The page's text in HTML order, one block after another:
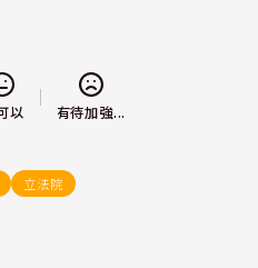
以 有待加強...
立法院